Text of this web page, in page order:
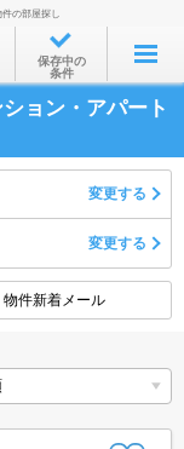
の部屋探し
保存中の
条件
ョン・アパート
変更する
変更する
物件新着メール